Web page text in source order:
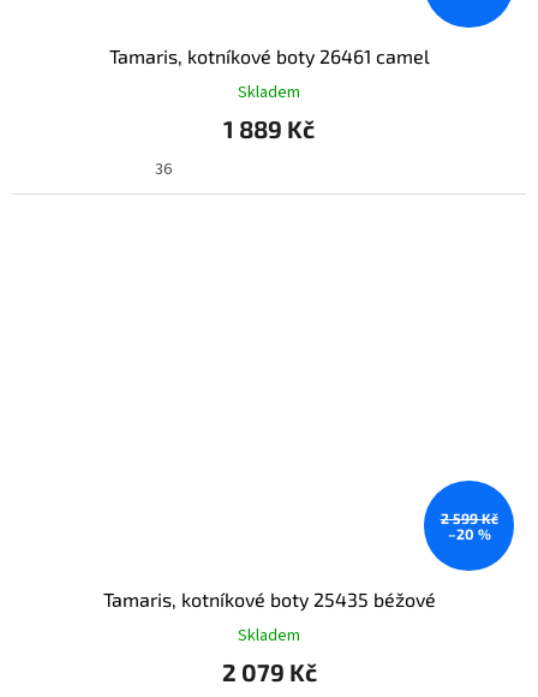
Tamaris, kotníkové boty 26461 camel
Skladem
1 889 Kč
36
2 599 Kč
–20 %
Tamaris, kotníkové boty 25435 béžové
Skladem
2 079 Kč